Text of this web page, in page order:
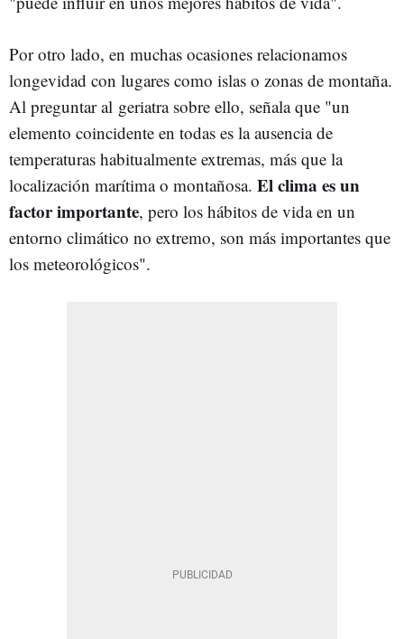
Por otro lado, en muchas ocasiones relacionamos
longevidad con lugares como islas o zonas de montaña.
Al preguntar al geriatra sobre ello, señala que "un
elemento coincidente en todas es la ausencia de
temperaturas habitualmente extremas, más que la
localización marítima o montañosa. El clima es un
factor importante, pero los hábitos de vida en un
entorno climático no extremo, son más importantes que
los meteorológicos".